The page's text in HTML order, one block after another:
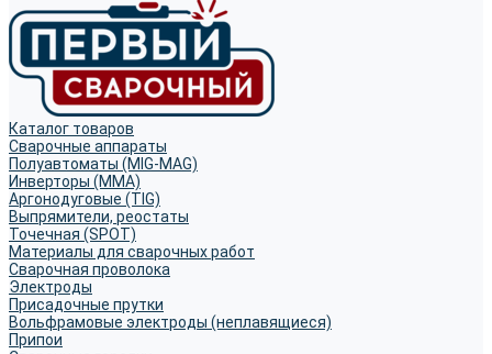
Каталог товаров
Сварочные аппараты
Полуавтоматы (MIG-MAG)
Инверторы (MMA)
Аргонодуговые (TIG)
Выпрямители, реостаты
Точечная (SPOT)
Материалы для сварочных работ
Сварочная проволока
Электроды
Присадочные прутки
Вольфрамовые электроды (неплавящиеся)
Припои